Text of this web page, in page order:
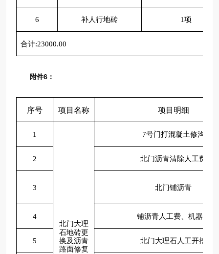
6 补人行地砖 1项
合计:23000.00
附件6：
序号 项目名称 项目明细
1
北门大理
石地砖更
换及沥青
路面修复
7号门打混凝土修沟
2 北门沥青清除人工费
3 北门铺沥青
4 铺沥青人工费、机器费
5 北门大理石人工开挖